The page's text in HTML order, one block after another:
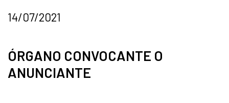
14/07/2021
ÓRGANO CONVOCANTE O
ANUNCIANTE